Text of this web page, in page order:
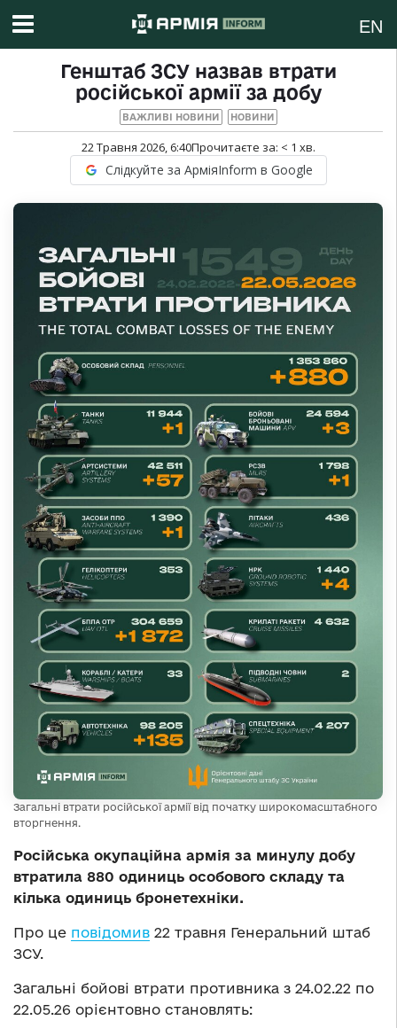
EN
Генштаб ЗСУ назвав втрати
російської армії за добу
ВАЖЛИВІ НОВИНИ НОВИНИ
22 Травня 2026, 6:40Прочитаєте за: < 1 хв.
Слідкуйте за АрміяInform в Google
Загальні втрати російської армії від початку широкомасштабного
вторгнення.
Російська окупаційна армія за минулу добу
втратила 880 одиниць особового складу та
кілька одиниць бронетехніки.
Про це повідомив 22 травня Генеральний штаб
ЗСУ.
Загальні бойові втрати противника з 24.02.22 по
22.05.26 орієнтовно становлять: